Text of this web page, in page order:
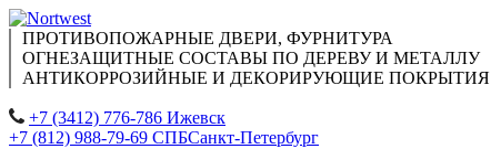
ПРОТИВОПОЖАРНЫЕ ДВЕРИ, ФУРНИТУРА
ОГНЕЗАЩИТНЫЕ СОСТАВЫ ПО ДЕРЕВУ И МЕТАЛЛУ
АНТИКОРРОЗИЙНЫЕ И ДЕКОРИРУЮЩИЕ ПОКРЫТИЯ
+7 (3412) 776-786 Ижевск
+7 (812) 988-79-69 СПБСанкт-Петербург